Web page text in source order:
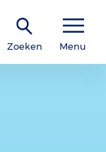
Zoeken Menu